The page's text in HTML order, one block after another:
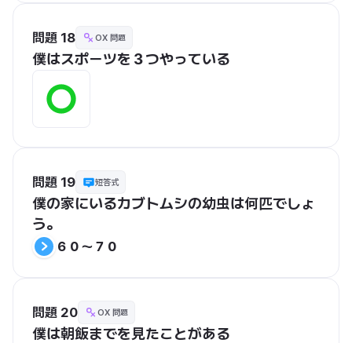
問題 18 OX 問題
僕はスポーツを３つやっている
問題 19 短答式
僕の家にいるカブトムシの幼虫は何匹でしょ
う。
６０〜７０
問題 20 OX 問題
僕は朝飯までを見たことがある